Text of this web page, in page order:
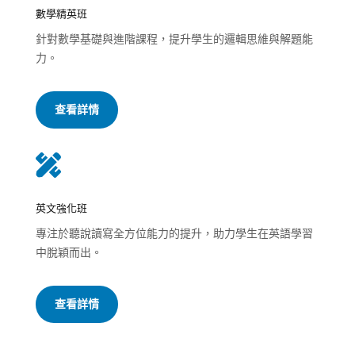
數學精英班
針對數學基礎與進階課程，提升學生的邏輯思維與解題能
力。
查看詳情

英文強化班
專注於聽說讀寫全方位能力的提升，助力學生在英語學習
中脫穎而出。
查看詳情